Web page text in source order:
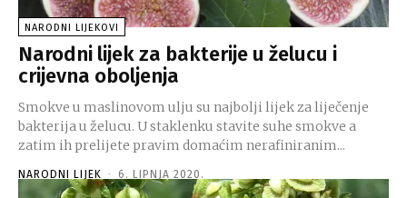
NARODNI LIJEKOVI
Narodni lijek za bakterije u želucu i
crijevna oboljenja
Smokve u maslinovom ulju su najbolji lijek za liječenje
bakterija u želucu. U staklenku stavite suhe smokve a
zatim ih prelijete pravim domaćim nerafiniranim...
NARODNI LIJEK - 6. LIPNJA 2020.